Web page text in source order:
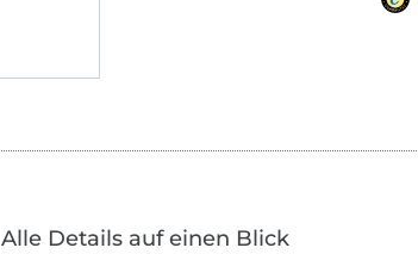
Alle Details auf einen Blick